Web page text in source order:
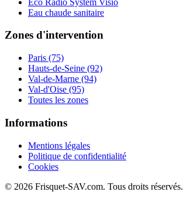
Eau chaude sanitaire
Zones d'intervention
Paris (75)
Hauts-de-Seine (92)
Val-de-Marne (94)
Val-d'Oise (95)
Toutes les zones
Informations
Mentions légales
Politique de confidentialité
Cookies
© 2026 Frisquet-SAV.com. Tous droits réservés.